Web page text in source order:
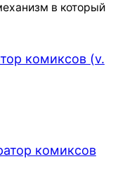
в который
комиксов (v.
комиксов